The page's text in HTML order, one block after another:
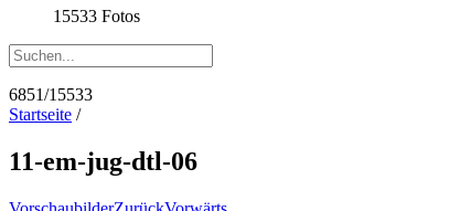
15533 Fotos
6851/15533
Startseite /
11-em-jug-dtl-06